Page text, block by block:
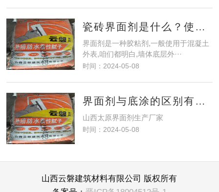
瓷砖界面剂是什么？使用时要注意些什么？
界面剂是一种胶粘剂,一般使用于混凝土
外表,咱们都明白,墙体底层外···
时间：2024-05-08
界面剂与底涂的区别有哪些？
山西太原界面剂生产厂家
时间：2024-05-08
山西云磐建筑材料有限公司 版权所有